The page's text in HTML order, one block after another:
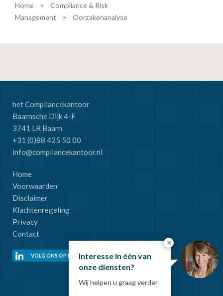
Home >
Compliance & Risk
Management
> Oorzakenanalyse
het Compliancekantoor
Baarnsche Dijk 4-F
3741 LR Baarn
+31 (0)88 425 50 00
info@compliancekantoor.nl
Home
Voorwaarden
Disclaimer
Klachtenregeling
Privacy
Contact
VOLG ONS OP LINKEDINInteresse in één van
onze diensten?
Wij helpen u graag verder